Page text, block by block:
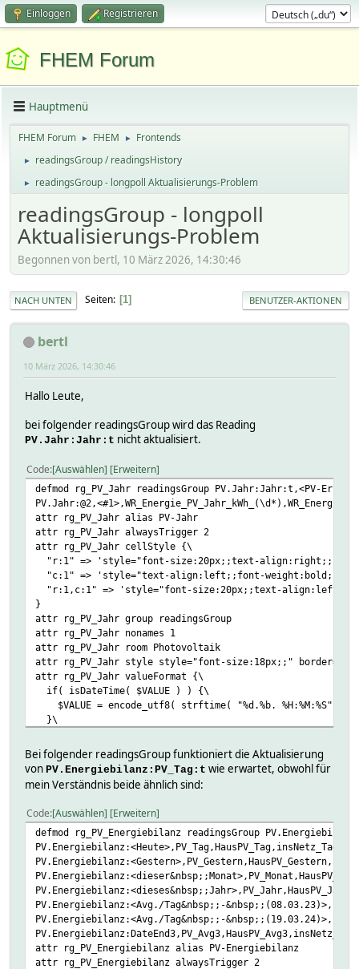
Einloggen Registrieren
FHEM Forum
Hauptmenü
FHEM Forum ► FHEM ► Frontends
► readingsGroup / readingsHistory
► readingsGroup - longpoll Aktualisierungs-Problem
readingsGroup - longpoll
Aktualisierungs-Problem
Begonnen von bertl, 10 März 2026, 14:30:46
NACH UNTEN Seiten 1 BENUTZER-AKTIONEN
bertl
10 März 2026, 14:30:46
Hallo Leute,
bei folgender readingsGroup wird das Reading
PV.Jahr:Jahr:t nicht aktualisiert.
Code Auswählen Erweitern
defmod rg_PV_Jahr readingsGroup PV.Jahr:Jahr:t,<PV-
attr rg_PV_Jahr alias PV-Jahr
attr rg_PV_Jahr alwaysTrigger 2
attr rg_PV_Jahr cellStyle {\
"r:1" => 'style="font-size:20px;;text-align:right;;font-
"c:1" => 'style="text-align:left;;font-
"r:1,c:1" => 'style="font-size:20px;;text-
}
attr rg_PV_Jahr group readingsGroup
attr rg_PV_Jahr nonames 1
attr rg_PV_Jahr room Photovoltaik
attr rg_PV_Jahr style style="font-size:18px;;" border=1
attr rg_PV_Jahr valueFormat {\
if( isDateTime( $VALUE ) ) {\
$VALUE = encode_utf8( strftime( "%d.%b. %H:%M:%S",
}\
$VALUE = formatiere_zahl( $VALUE, 2 );;\
}\
attr rg_PV_Jahr valueStyle {\
'style="font-size:18px;;text-align:right;;padding-
}\
else {\
'style="text-align:left;;font-weight:bold;;"'\
}\
}
Bei folgender readingsGroup funktioniert die Aktualisierung
von PV.Energiebilanz:PV_Tag:t wie erwartet, obwohl für
mein Verständnis beide ähnlich sind:
Code Auswählen Erweitern
defmod rg_PV_Energiebilanz readingsGroup
PV.Energiebilanz:<Avg./Tag&nbsp;;-
PV.Energiebilanz:<Avg./Tag&nbsp;;-
attr rg_PV_Energiebilanz alias PV-Energiebilanz
attr rg_PV_Energiebilanz alwaysTrigger 2